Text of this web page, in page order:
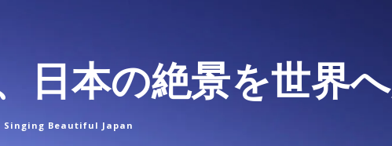
日本の絶景を世界
Singing Beautiful Japan